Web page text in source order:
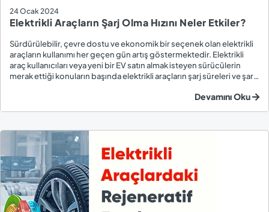
24 Ocak 2024
Elektrikli Araçların Şarj Olma Hızını Neler Etkiler?
Sürdürülebilir, çevre dostu ve ekonomik bir seçenek olan elektrikli
araçların kullanımı her geçen gün artış göstermektedir. Elektrikli
araç kullanıcıları veya yeni bir EV satın almak isteyen sürücülerin
merak ettiği konuların başında elektrikli araçların şarj süreleri ve şarj
Devamını Oku